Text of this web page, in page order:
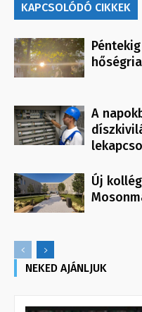
KAPCSOLÓDÓ CIKKEK
A
Új
NEKED AJÁNLJUK